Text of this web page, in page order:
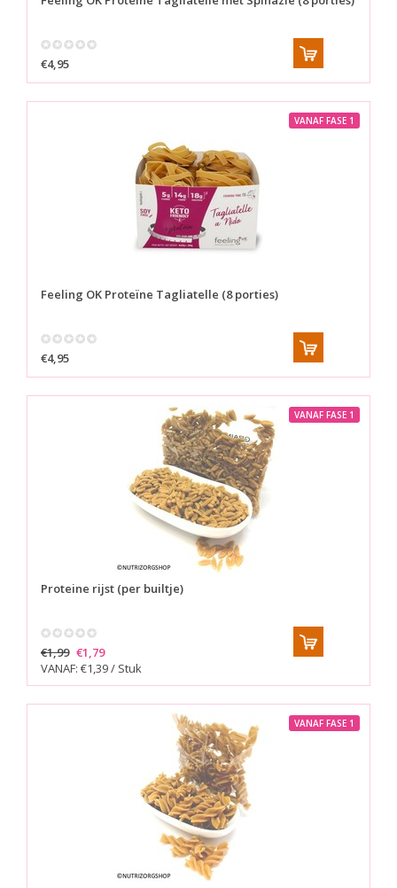
€4,95
VANAF FASE 1
Feeling OK Proteïne Tagliatelle (8 porties)
€4,95
VANAF FASE 1
Proteine rijst (per builtje)
€1,99 €1,79
VANAF: €1,39 / Stuk
VANAF FASE 1